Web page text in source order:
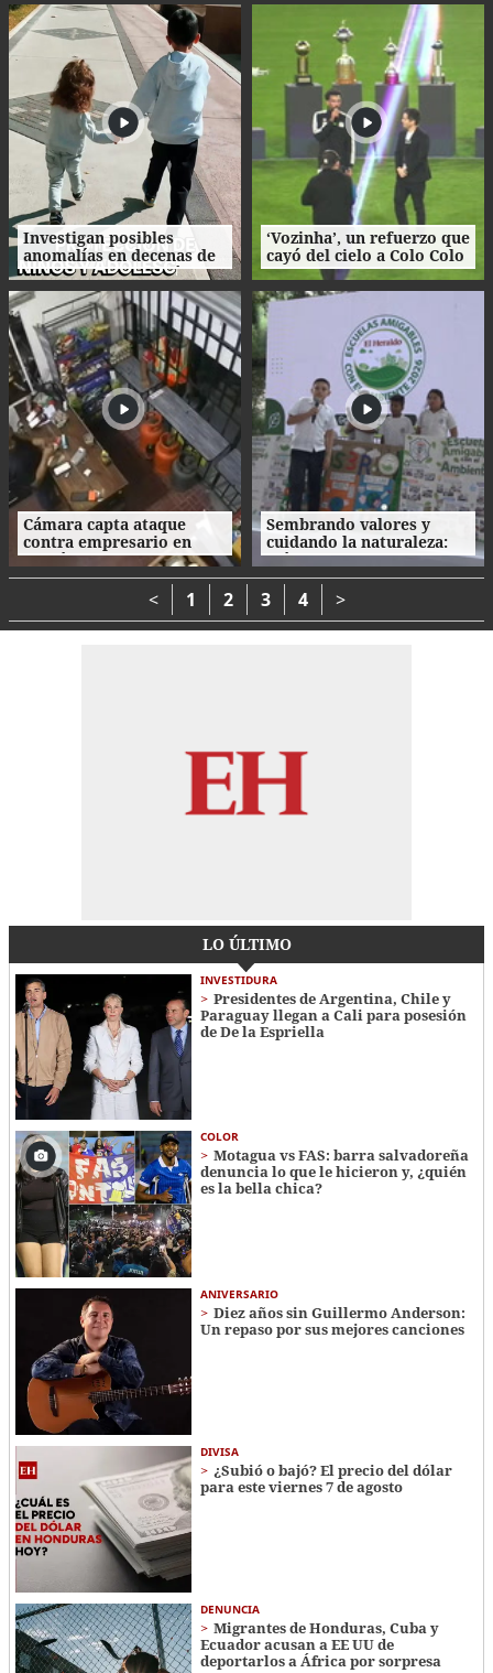
Honduras
que busca la corona
Investigan posibles
anomalías en decenas de
procesos de adopción en
Honduras
‘Vozinha’, un refuerzo que
cayó del cielo a Colo Colo
como su camiseta en la
bienvenida
Cámara capta ataque
contra empresario en
Danlí
Sembrando valores y
cuidando la naturaleza:
así fue la clausura de las
Escuelas Amigables con el
Ambiente
< 1 2 3 4 >
LO ÚLTIMO
INVESTIDURA
Presidentes de Argentina, Chile y
Paraguay llegan a Cali para posesión
de De la Espriella
COLOR
Motagua vs FAS: barra salvadoreña
denuncia lo que le hicieron y, ¿quién
es la bella chica?
ANIVERSARIO
Diez años sin Guillermo Anderson:
Un repaso por sus mejores canciones
DIVISA
¿Subió o bajó? El precio del dólar
para este viernes 7 de agosto
DENUNCIA
Migrantes de Honduras, Cuba y
Ecuador acusan a EE UU de
deportarlos a África por sorpresa